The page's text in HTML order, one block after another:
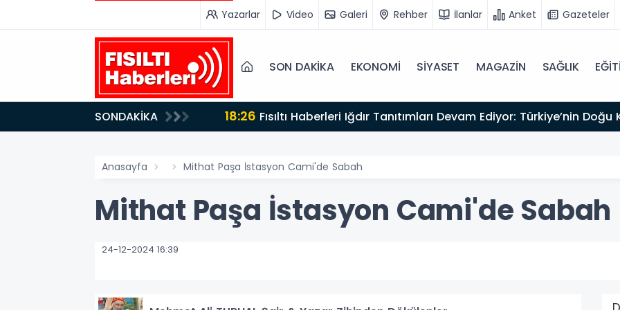
Yazarlar Video Galeri Rehber İlanlar Anket Gazeteler
SON DAKİKA EKONOMİ SİYASET MAGAZİN SAĞLIK
SONDAKİKA 18:26
Keşfedilmeyi Bekliyor
Anasayfa Mithat Paşa İstasyon Cami'de Sabah
Mithat Paşa İstasyon Cami'de Sabah
24-12-2024 16:39